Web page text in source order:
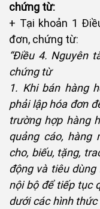
chứng từ:
+ Tại khoản 1
đơn, chứng
“Điều 4. Nguyên
chứng
1. Khi bán hàng
phải lập hóa đơn
trường hợp hàng
quảng cáo, hàng
cho, biếu, tặng,
động và tiêu
nội bộ để tiếp tục
dưới các hình